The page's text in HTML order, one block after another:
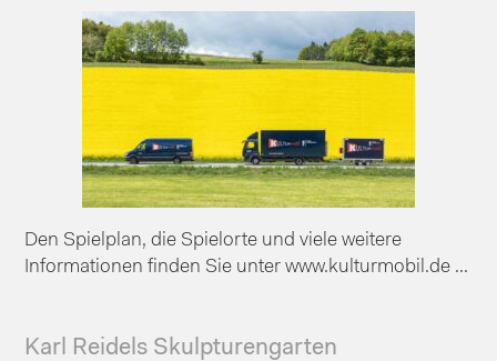
Den Spielplan, die Spielorte und viele weitere
Informationen finden Sie unter www.kulturmobil.de ...
Karl Reidels Skulpturengarten